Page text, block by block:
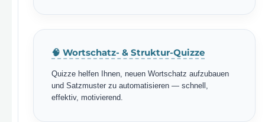
🧠 Wortschatz- & Struktur-Quizze
Quizze helfen Ihnen, neuen Wortschatz aufzubauen
und Satzmuster zu automatisieren — schnell,
effektiv, motivierend.